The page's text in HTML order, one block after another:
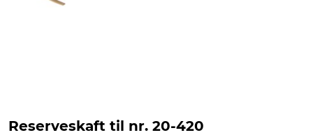
Reserveskaft til nr. 20-420